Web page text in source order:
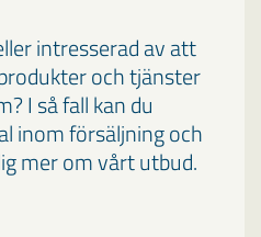
intresserad av att
och tjänster
I så fall kan du
inom försäljning och
mer om vårt utbud.